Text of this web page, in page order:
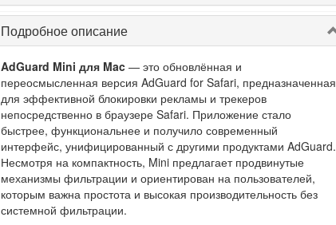
Подробное описание
AdGuard Mini для Mac— это обновлённая и
переосмысленная версия AdGuard for Safari, предназначенная
для эффективной блокировки рекламы и трекеров
непосредственно в браузере Safari. Приложение стало
быстрее, функциональнее и получило современный
интерфейс, унифицированный с другими продуктами AdGuard.
Несмотря на компактность, Mini предлагает продвинутые
механизмы фильтрации и ориентирован на пользователей,
которым важна простота и высокая производительность без
системной фильтрации.